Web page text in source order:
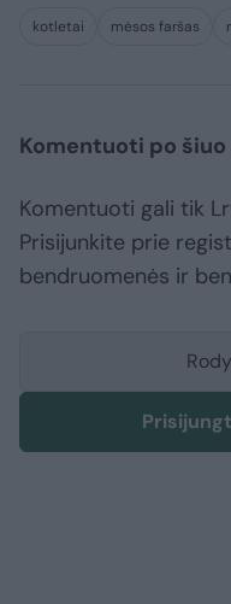
kotletai mėsos faršas
Komentuoti po
Komentuoti gali tik
Prisijunkite prie
bendruomenės ir